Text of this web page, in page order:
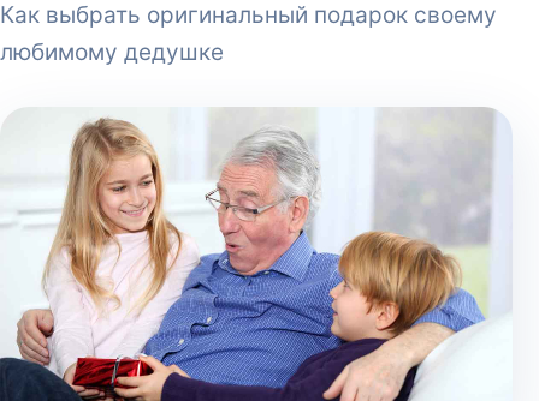
Как выбрать оригинальный подарок своему
любимому дедушке